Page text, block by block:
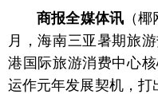
商报全媒体讯 （
月，海南三亚暑期旅
港国际旅游消费中心
运作元年发展契机，打